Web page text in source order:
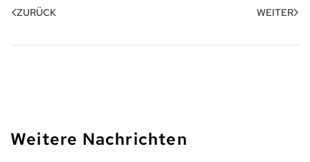
ZURÜCK WEITER
Weitere Nachrichten